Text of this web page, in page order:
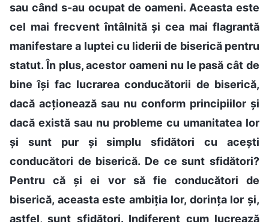
sau când s-au ocupat de oameni. Aceasta este
cel mai frecvent întâlnită și cea mai flagrantă
manifestare a luptei cu liderii de biserică pentru
statut. În plus, acestor oameni nu le pasă cât de
bine își fac lucrarea conducătorii de biserică,
dacă acționează sau nu conform principiilor și
dacă există sau nu probleme cu umanitatea lor
și sunt pur și simplu sfidători cu acești
conducători de biserică. De ce sunt sfidători?
Pentru că și ei vor să fie conducători de
biserică, aceasta este ambiția lor, dorința lor și,
astfel, sunt sfidători. Indiferent cum lucrează